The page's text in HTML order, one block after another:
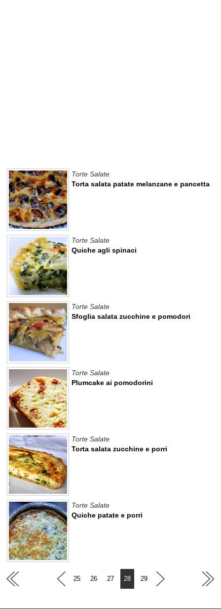
Torta salata patate melanzane e pancetta
Torte Salate
Quiche agli spinaci
Torte Salate
Sfoglia salata zucchine e pomodori
Torte Salate
Plumcake ai pomodorini
Torte Salate
Torta salata zucchine e porri
Torte Salate
Quiche patate e porri
Torte Salate
25 26 27 28 29